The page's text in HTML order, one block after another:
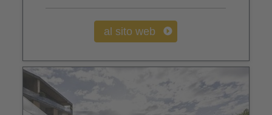
al sito web